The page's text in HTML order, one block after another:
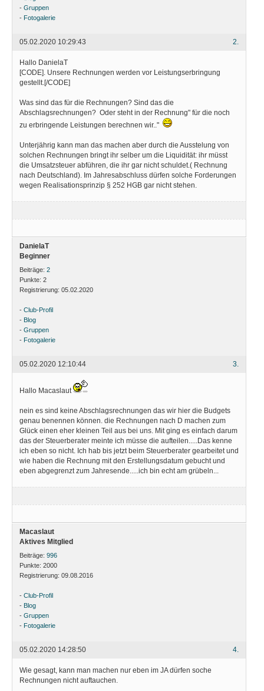
- Gruppen
- Fotogalerie
2.
05.02.2020 10:29:43
Hallo DanielaT
[CODE]. Unsere Rechnungen werden vor Leistungserbringung
gestellt.[/CODE]
Was sind das für die Rechnungen? Sind das die
Abschlagsrechnungen? Oder steht in der Rechnung" für die noch
zu erbringende Leistungen berechnen wir.."
Unterjährig kann man das machen aber durch die Ausstelung von
solchen Rechnungen bringt ihr selber um die Liquidität: ihr müsst
die Umsatzsteuer abführen, die ihr gar nicht schuldet.( Rechnung
nach Deutschland). Im Jahresabschluss dürfen solche Forderungen
wegen Realisationsprinzip § 252 HGB gar nicht stehen.
DanielaT
Beginner
Beiträge: 2
Punkte: 2
Registrierung: 05.02.2020
- Club-Profil
- Blog
- Gruppen
- Fotogalerie
3.
05.02.2020 12:10:44
Hallo Macaslaut
nein es sind keine Abschlagsrechnungen das wir hier die Budgets
genau benennen können. die Rechnungen nach D machen zum
Glück einen eher kleinen Teil aus bei uns. Mit ging es einfach darum
das der Steuerberater meinte ich müsse die aufteilen.....Das kenne
ich eben so nicht. Ich hab bis jetzt beim Steuerberater gearbeitet und
wie haben die Rechnung mit den Erstellungsdatum gebucht und
eben abgegrenzt zum Jahresende.....ich bin echt am grübeln...
Macaslaut
Aktives Mitglied
Beiträge: 996
Punkte: 2000
Registrierung: 09.08.2016
- Club-Profil
- Blog
- Gruppen
- Fotogalerie
4.
05.02.2020 14:28:50
Wie gesagt, kann man machen nur eben im JA dürfen soche
Rechnungen nicht auftauchen.